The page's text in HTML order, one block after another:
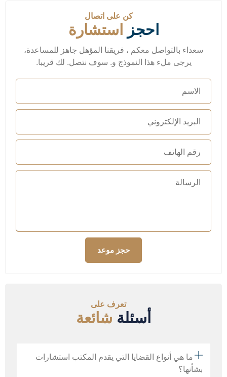
كن على اتصال
احجز استشارة
سعداء بالتواصل معكم ، فريقنا المؤهل جاهز للمساعدة،
يرجى ملء هذا النموذج و. سوف نتصل. لك قريبا.
حجز موعد
تعرف على
أسئلة شائعة
ما هي أنواع القضايا التي يقدم المكتب استشارات
بشأنها؟